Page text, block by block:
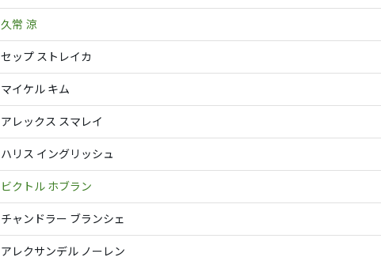
久常 涼
セップ ストレイカ
マイケル キム
アレックス スマレイ
ハリス イングリッシュ
ビクトル ホブラン
チャンドラー ブランシェ
アレクサンデル ノーレン